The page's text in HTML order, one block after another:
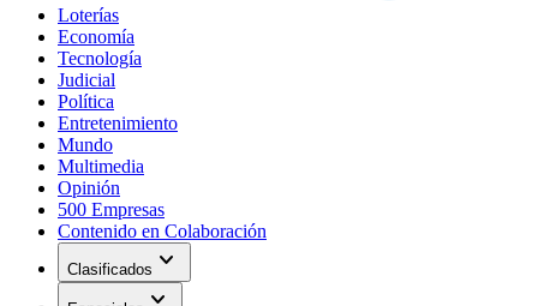
Loterías
Economía
Tecnología
Judicial
Política
Entretenimiento
Mundo
Multimedia
Opinión
500 Empresas
Contenido en Colaboración
Clasificados expand_more